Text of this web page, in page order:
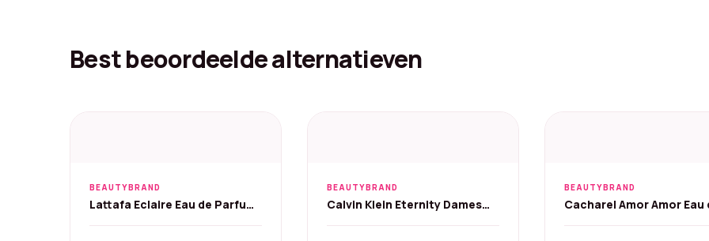
Best beoordeelde alternatieven
BEAUTYBRAND
Lattafa Eclaire Eau de Parfum
BEAUTYBRAND
Calvin Klein Eternity Dames
BEAUTYBRAND
Cacharel Amor Amor Eau